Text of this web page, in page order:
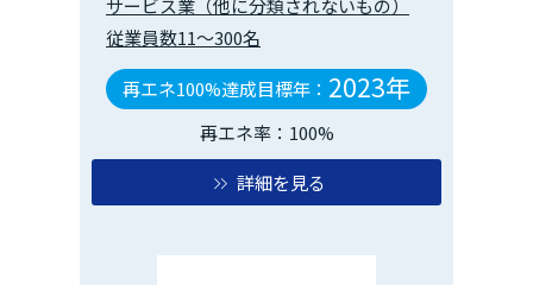
従業員数11～300名
再エネ100%達成目標年： 2023年
再エネ率：100%
詳細を見る